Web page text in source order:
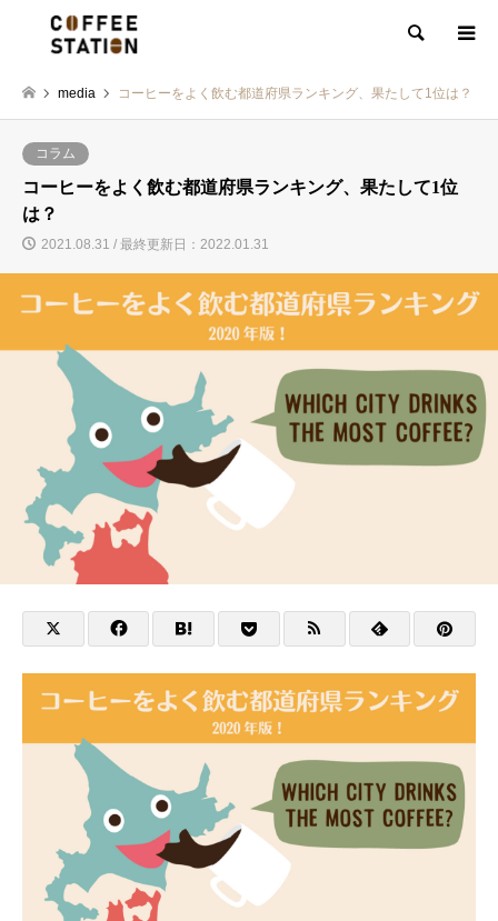
検索
media コーヒーをよく飲む都道府県ランキング、果たして1位は？
コラム
コーヒーをよく飲む都道府県ランキング、果たして1位
は？
2021.08.31 / 最終更新日：2022.01.31